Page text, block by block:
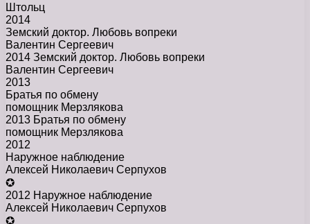
Штольц
2014
Земский доктор. Любовь вопреки
Валентин Сергеевич
2014 Земский доктор. Любовь вопреки
Валентин Сергеевич
2013
Братья по обмену
помощник Мерзлякова
2013 Братья по обмену
помощник Мерзлякова
2012
Наружное наблюдение
Алексей Николаевич Серпухов
✪
2012 Наружное наблюдение
Алексей Николаевич Серпухов
✪